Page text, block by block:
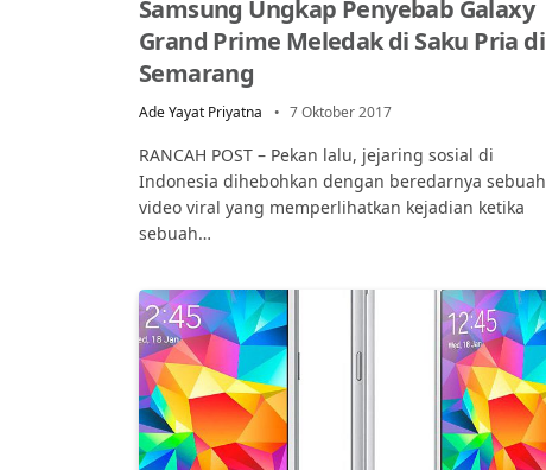
Samsung Ungkap Penyebab Galaxy
Grand Prime Meledak di Saku Pria di
Semarang
Ade Yayat Priyatna 7 Oktober 2017
RANCAH POST – Pekan lalu, jejaring sosial di
Indonesia dihebohkan dengan beredarnya sebuah
video viral yang memperlihatkan kejadian ketika
sebuah…